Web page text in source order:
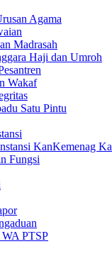
Agama
Madrasah
Haji dan Umroh
Wakaf
Satu Pintu
KanKemenag
Fungsi
PTSP